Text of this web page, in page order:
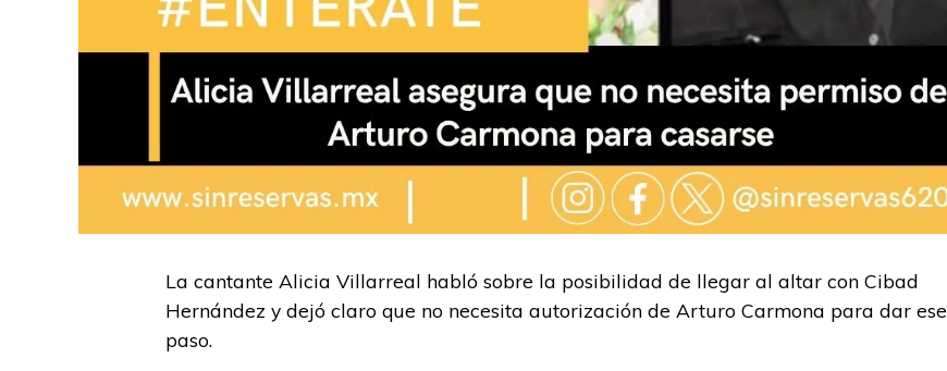
La cantante Alicia Villarreal habló sobre la posibilidad de llegar al altar con Cibad
Hernández y dejó claro que no necesita autorización de Arturo Carmona para dar ese
paso.